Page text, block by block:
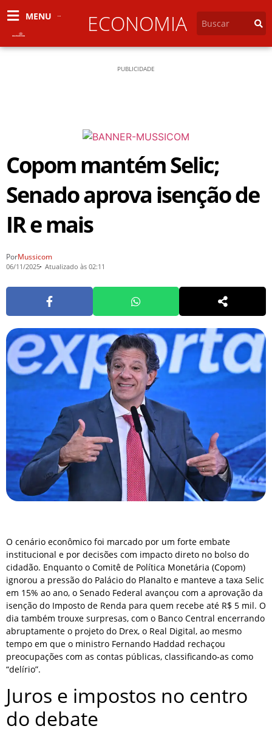
MENU ECONOMIA
PUBLICIDADE
Copom mantém Selic;
Senado aprova isenção de
IR e mais
PorMussicom
06/11/2025 Atualizado às 02:11
O cenário econômico foi marcado por um forte embate
institucional e por decisões com impacto direto no bolso do
cidadão. Enquanto o Comitê de Política Monetária (Copom)
ignorou a pressão do Palácio do Planalto e manteve a taxa Selic
em 15% ao ano, o Senado Federal avançou com a aprovação da
isenção do Imposto de Renda para quem recebe até R$ 5 mil. O
dia também trouxe surpresas, com o Banco Central encerrando
abruptamente o projeto do Drex, o Real Digital, ao mesmo
tempo em que o ministro Fernando Haddad rechaçou
preocupações com as contas públicas, classificando-as como
“delírio”.
Juros e impostos no centro
do debate